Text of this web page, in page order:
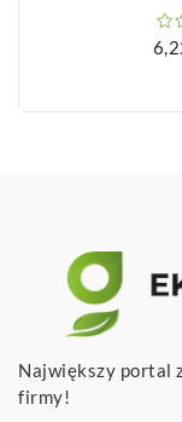
Największy portal
firmy!